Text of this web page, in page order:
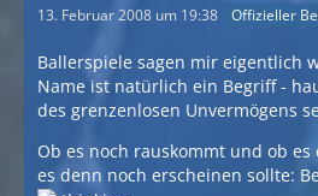
13. Februar 2008 um 19:38 Offizieller
Ballerspiele sagen mir eigentlich
Name ist natürlich ein Begriff -
des grenzenlosen Unvermögens
Ob es noch rauskommt und ob
es denn noch erscheinen sollte: